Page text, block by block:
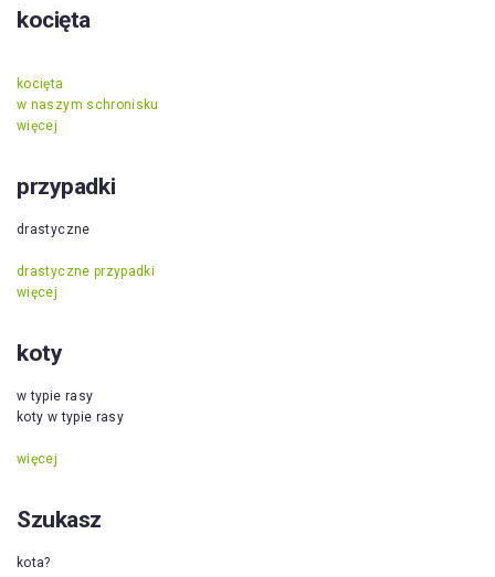
kocięta
kocięta
w naszym schronisku
więcej
przypadki
drastyczne
drastyczne przypadki
więcej
koty
w typie rasy
koty w typie rasy
więcej
Szukasz
kota?